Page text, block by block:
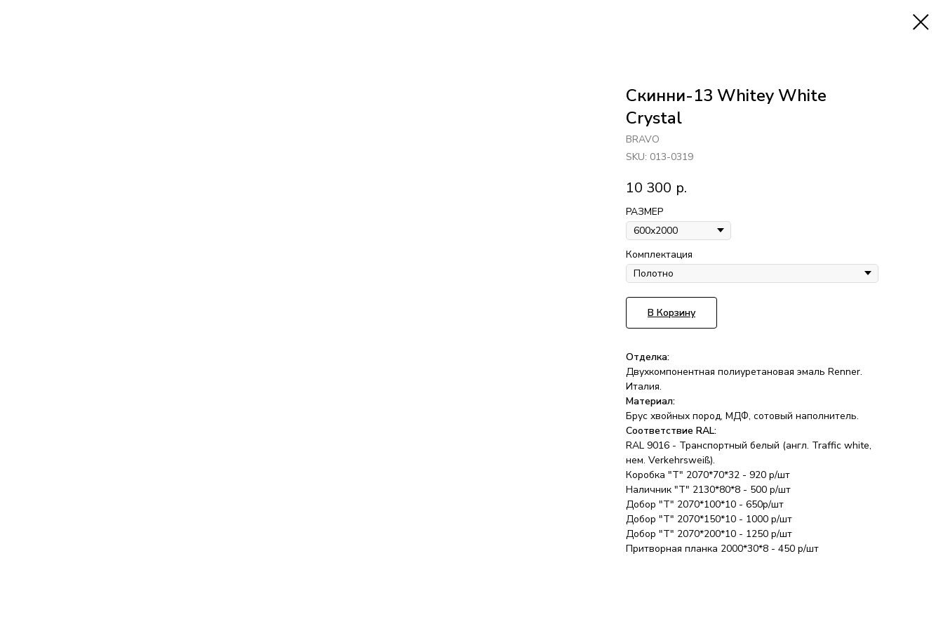
Скинни-13 Whitey White
Сrystal
BRAVO
SKU: 013-0319
10 300 р.
РАЗМЕР
Комплектация
В Корзину
Отделка:
Двухкомпонентная полиуретановая эмаль Renner.
Италия.
Материал:
Брус хвойных пород, МДФ, сотовый наполнитель.
Соответствие RAL:
RAL 9016 - Транспортный белый (англ. Traffic white,
нем. Verkehrsweiß).
Коробка "Т" 2070*70*32 - 920 р/шт
Наличник "Т" 2130*80*8 - 500 р/шт
Добор "Т" 2070*100*10 - 650р/шт
Добор "Т" 2070*150*10 - 1000 р/шт
Добор "Т" 2070*200*10 - 1250 р/шт
Притворная планка 2000*30*8 - 450 р/шт